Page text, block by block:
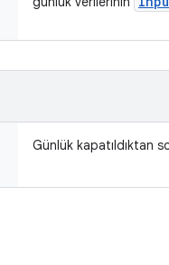
Günlük kapatıldıktan